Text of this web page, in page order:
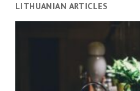
LITHUANIAN ARTICLES